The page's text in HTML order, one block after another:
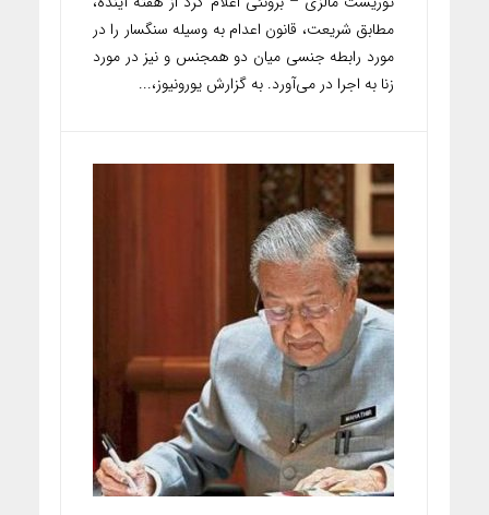
مطابق شریعت، قانون اعدام به وسیله سنگسار را در
مورد رابطه جنسی میان دو همجنس‌ و نیز در مورد
زنا به اجرا در می‌آورد. به گزارش یورونیوز،...